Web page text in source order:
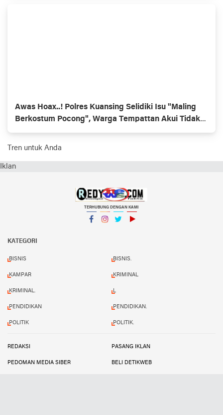
Awas Hoax..! Polres Kuansing Selidiki Isu "Maling
Berkostum Pocong", Warga Tempattan Akui Tidak
Ada
Tren untuk Anda
Iklan
TERHUBUNG DENGAN KAMI
KATEGORI
BISNIS BISNIS.
KAMPAR KRIMINAL
KRIMINAL. L
PENDIDIKAN PENDIDIKAN.
POLITIK POLITIK.
REDAKSI PASANG IKLAN
PEDOMAN MEDIA SIBER BELI DETIKWEB